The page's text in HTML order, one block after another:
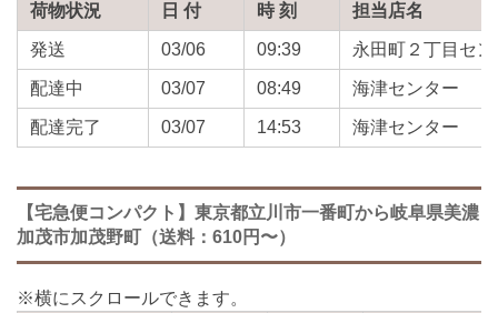
荷物状況 日 付 時 刻 担当店名
発送 03/06 09:39 永田町２丁目セ
配達中 03/07 08:49 海津センター
配達完了 03/07 14:53 海津センター
【宅急便コンパクト】東京都立川市一番町から岐阜県美濃
加茂市加茂野町（送料：610円〜）